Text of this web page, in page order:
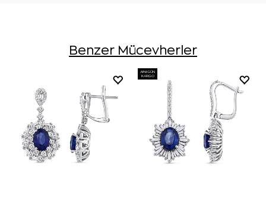
Benzer Mücevherler
AYNI GÜN
KARGO